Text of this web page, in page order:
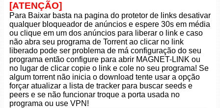
[ATENÇÃO]
Para Baixar basta na pagina do protetor de links desativar
qualquer bloqueador de anúncios e espere 30s em média
ou clique em um dos anúncios para liberar o link e caso
não abra seu programa de Torrent ao clicar no link
liberado pode ser problema de má configuração do seu
programa então configure para abrir MAGNET-LINK ou
no lugar de clicar copie o link e cole no seu programa! Se
algum torrent não inicia o download tente usar a opção
forçar atualizar a lista de tracker para buscar seeds e
peers e se não funcionar troque a porta usada no
programa ou use VPN!